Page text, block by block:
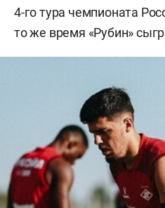
4-го тура чемпионата
то же время «Рубин»